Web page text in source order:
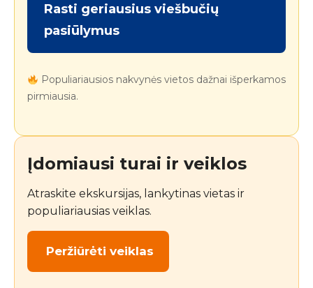
Rasti geriausius viešbučių
pasiūlymus
Populiariausios nakvynės vietos dažnai išperkamos
pirmiausia.
Įdomiausi turai ir veiklos
Atraskite ekskursijas, lankytinas vietas ir
populiariausias veiklas.
Peržiūrėti veiklas